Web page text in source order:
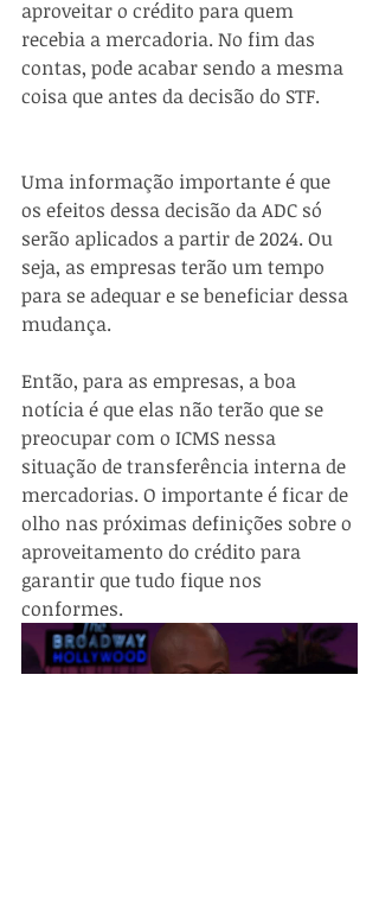
aproveitar o crédito para quem
recebia a mercadoria. No fim das
contas, pode acabar sendo a mesma
coisa que antes da decisão do STF.
Uma informação importante é que
os efeitos dessa decisão da ADC só
serão aplicados a partir de 2024. Ou
seja, as empresas terão um tempo
para se adequar e se beneficiar dessa
mudança.
Então, para as empresas, a boa
notícia é que elas não terão que se
preocupar com o ICMS nessa
situação de transferência interna de
mercadorias. O importante é ficar de
olho nas próximas definições sobre o
aproveitamento do crédito para
garantir que tudo fique nos
conformes.